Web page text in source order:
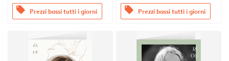
offers Prezzi bassi tutti i giorni offers Prezzi bassi tutti i giorni